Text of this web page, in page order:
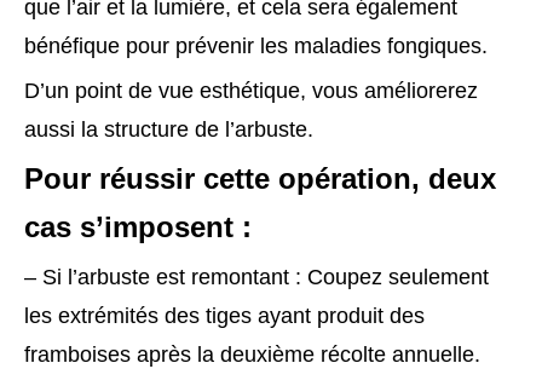
que l’air et la lumière, et cela sera également
bénéfique pour prévenir les maladies fongiques.
D’un point de vue esthétique, vous améliorerez
aussi la structure de l’arbuste.
Pour réussir cette opération, deux
cas s’imposent :
– Si l’arbuste est remontant : Coupez seulement
les extrémités des tiges ayant produit des
framboises après la deuxième récolte annuelle.